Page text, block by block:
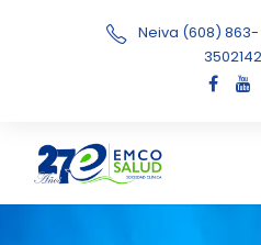
Neiva (608) 863-